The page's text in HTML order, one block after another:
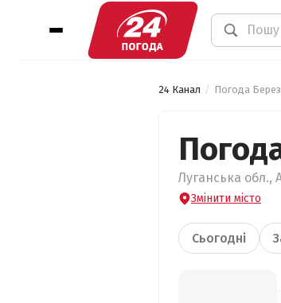
24 Канал Погода
Луганська обл.,
Змінити місто
Сьогодні